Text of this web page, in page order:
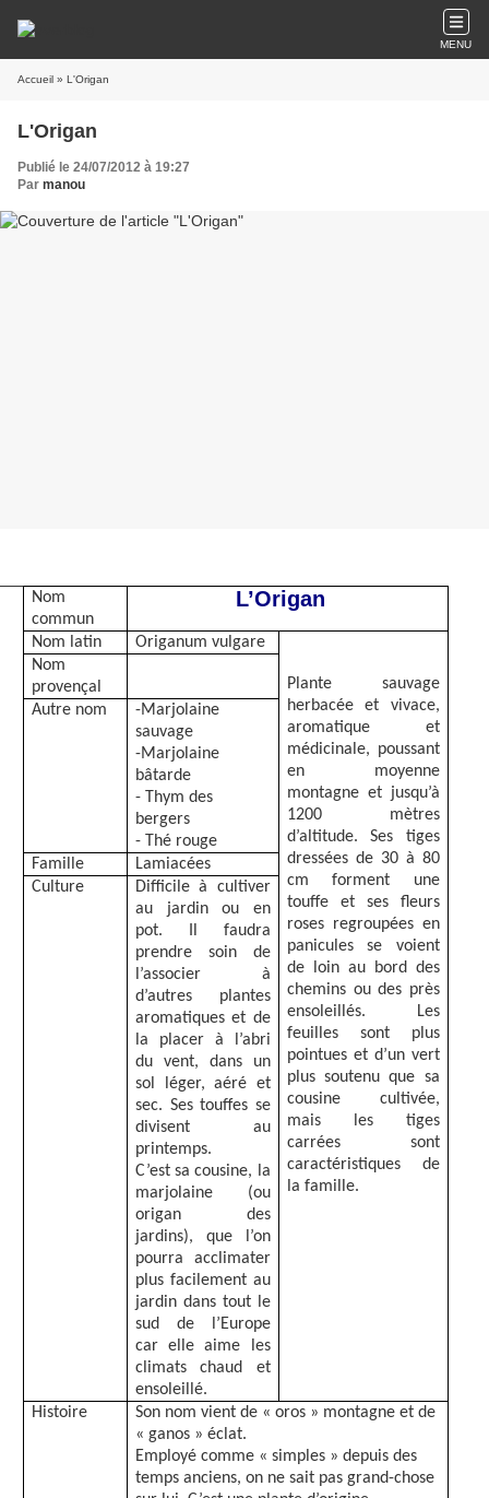
MENU
Accueil » L'Origan
L'Origan
Publié le 24/07/2012 à 19:27
Par manou
Nom
commun
L’Origan
Nom latin Origanum vulgare
Plante sauvage
herbacée et vivace,
aromatique et
médicinale, poussant
en moyenne
montagne et jusqu’à
1200 mètres
d’altitude. Ses tiges
dressées de 30 à 80
cm forment une
touffe et ses fleurs
roses regroupées en
panicules se voient
de loin au bord des
chemins ou des près
ensoleillés. Les
feuilles sont plus
pointues et d’un vert
plus soutenu que sa
cousine cultivée,
mais les tiges
carrées sont
caractéristiques de
la famille.
Nom
provençal
Autre nom
-Marjolaine
sauvage
-Marjolaine
bâtarde
- Thym des
bergers
- Thé rouge
Famille
Lamiacées
Culture
Difficile à cultiver
au jardin ou en
pot. Il faudra
prendre soin de
l’associer à
d’autres plantes
aromatiques et de
la placer à l’abri
du vent, dans un
sol léger, aéré et
sec. Ses touffes se
divisent au
printemps.
C’est sa cousine, la
marjolaine (ou
origan des
jardins), que l’on
pourra acclimater
plus facilement au
jardin dans tout le
sud de l’Europe
car elle aime les
climats chaud et
ensoleillé.
Histoire
Son nom vient de « oros » montagne et de
« ganos » éclat.
Employé comme « simples » depuis des
temps anciens, on ne sait pas grand-chose